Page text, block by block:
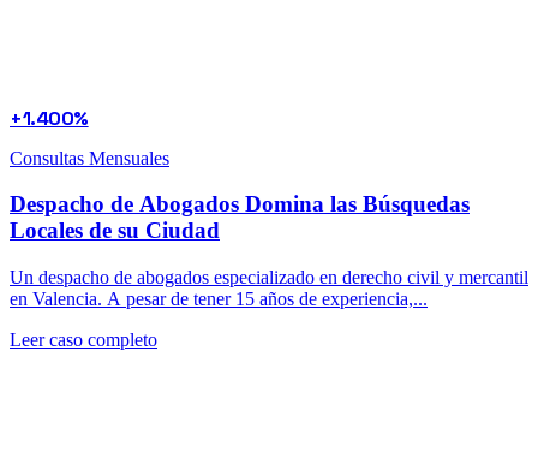
+1.400%
Consultas Mensuales
Despacho de Abogados Domina las Búsquedas
Locales de su Ciudad
Un despacho de abogados especializado en derecho civil y mercantil
en Valencia. A pesar de tener 15 años de experiencia,...
Leer caso completo